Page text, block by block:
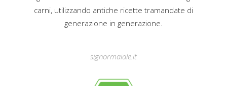
carni, utilizzando antiche ricette tramandate di
generazione in generazione.
signormaiale.it